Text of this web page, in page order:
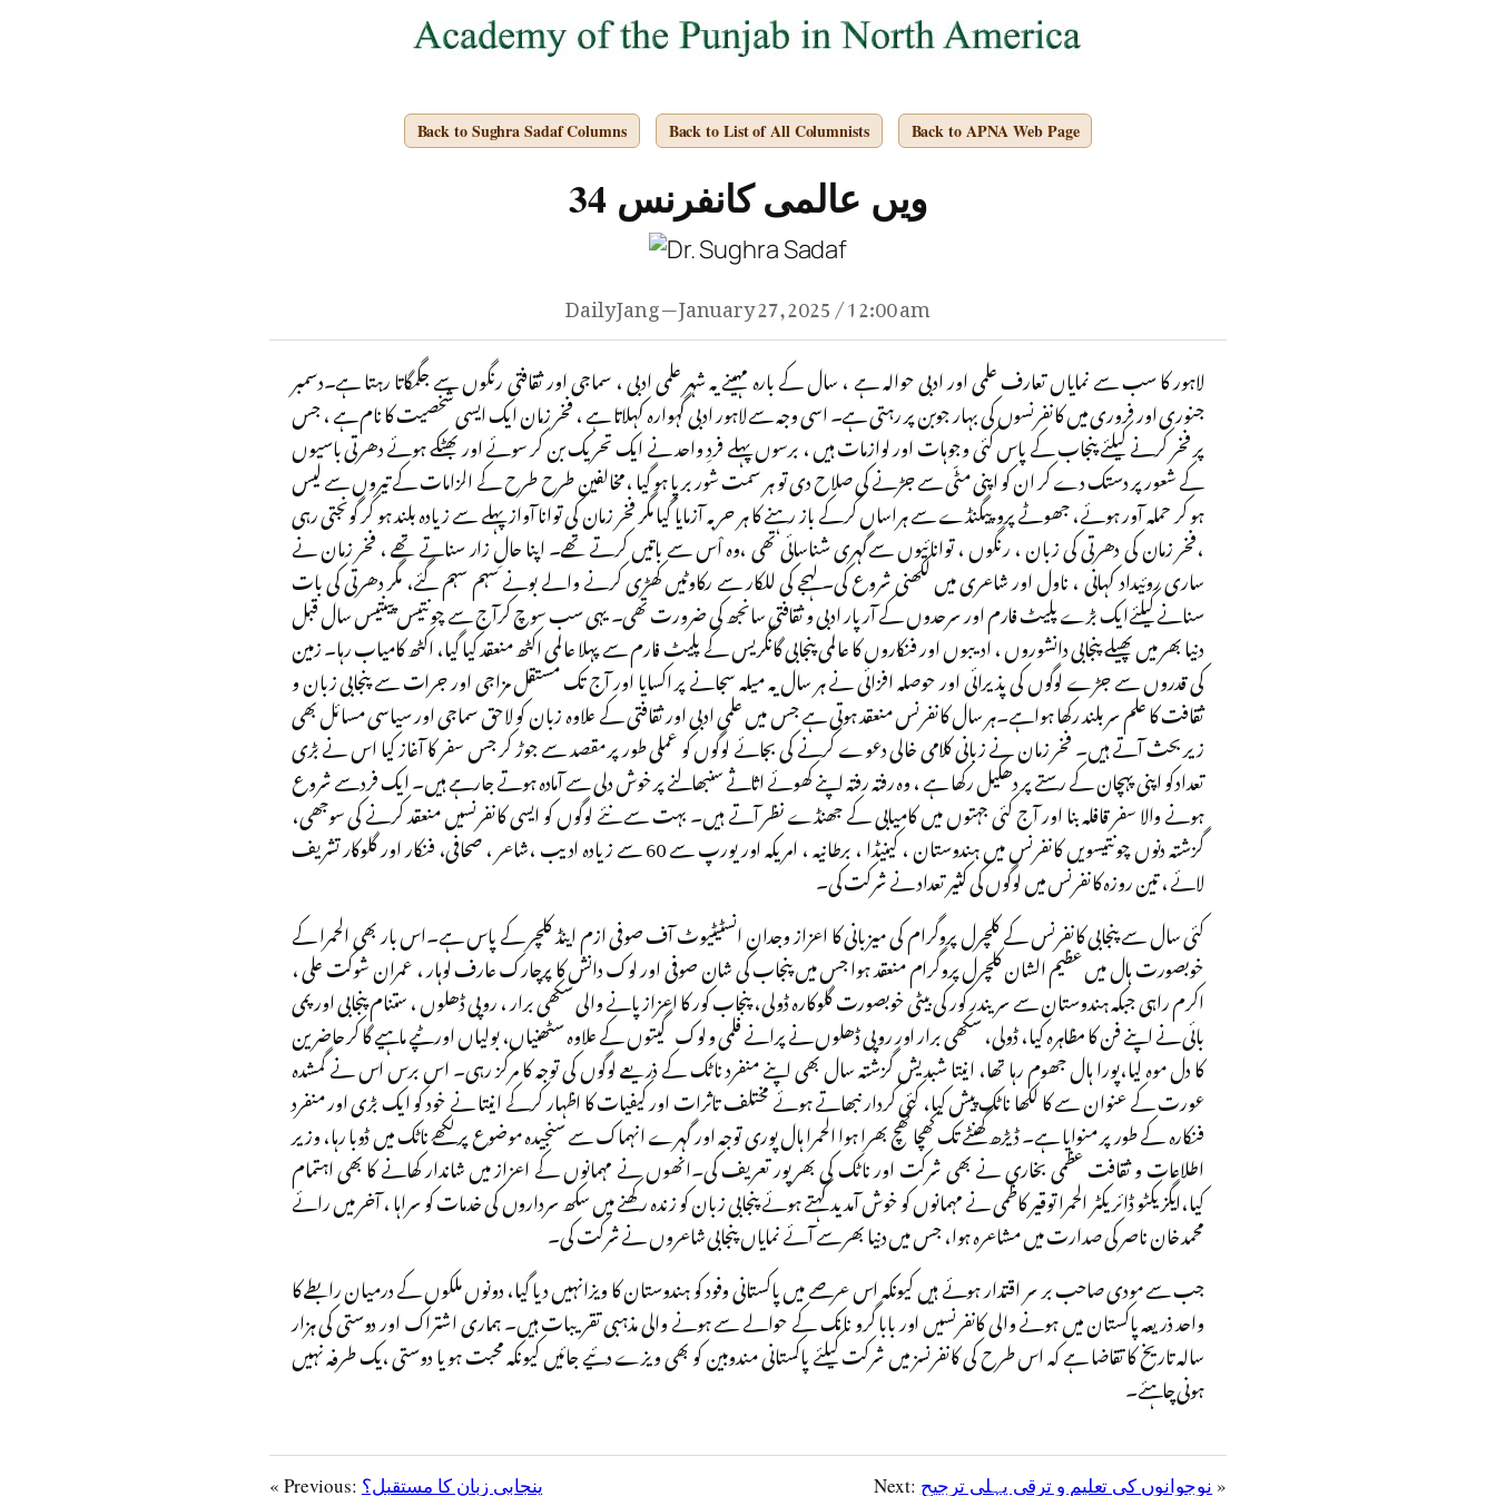
Back to Sughra Sadaf Columns Back to List of All Columnists Back to APNA Web Page
34 ویں عالمی کانفرنس
Daily Jang — January 27, 2025 / 12:00 am
لاہور کا سب سے نمایاں تعارف علمی اور ادبی حوالہ ہے ، سال کے بارہ مہینے یہ شہر علمی ادبی ، سماجی اور ثقافتی رنگوں سے جگمگاتا رہتا ہے۔دسمبر
جنوری اور فروری میں کانفرنسوں کی بہار جوبن پر رہتی ہے۔ اسی وجہ سے لاہور ادبی گہوارہ کہلاتا ہے ، فخر زمان ایک ایسی شخصیت کا نام ہے ، جس
پر فخر کرنے کیلئے پنجاب کے پاس کئی وجوہات اور لوازمات ہیں ، برسوں پہلے فردِ واحد نے ایک تحریک بن کر سوئے اور بھٹکے ہوئے دھرتی باسیوں
کے شعور پر دستک دے کر ان کو اپنی مٹّی سے جڑنے کی صلاح دی تو ہر سمت شور برپا ہو گیا ،مخالفین طرح طرح کے الزامات کے تیروں سے لیس
ہو کر حملہ آور ہوئے، جھوٹے پروپیگنڈے سے ہراساں کرکے باز رہنے کا ہر حربہ آزمایا گیا مگر فخر زمان کی توانا آواز پہلے سے زیادہ بلند ہو کر گونجتی رہی
،فخر زمان کی دھرتی کی زبان ، رنگوں ، توانائیوں سےگہری شناسائی تھی ،وہ اْس سے باتیں کرتے تھے۔ اپنا حالِ زار سناتے تھے ، فخر زمان نے
ساری روئیداد کہانی ، ناول اور شاعری میں لکھنی شروع کی۔لہجے کی للکار سے رکاوٹیں کھڑی کرنے والے بونے سہم سہم گئے، مگر دھرتی کی بات
سنانے کیلئےایک بڑے پلیٹ فارم اور سرحدوں کے آر پار ادبی و ثقافتی سانجھ کی ضرورت تھی۔ یہی سب سوچ کرآج سے چونتیس پینتیس سال قبل
دنیا بھر میں پھیلے پنجابی دانشوروں ، ادیبوں اور فنکاروں کا عالمی پنجابی گانگریس کے پلیٹ فارم سے پہلا عالمی اکٹھ منعقد کیا گیا، اکٹھ کامیاب رہا۔ زمین
کی قدروں سے جڑے لوگوں کی پذیرائی اور حوصلہ افزائی نے ہر سال یہ میلہ سجانے پر اکسایا اور آج تک مستقل مزاجی اور جرات سے پنجابی زبان و
ثقافت کا علم سربلند رکھا ہواہے۔ہر سال کانفرنس منعقد ہوتی ہے جس میں علمی ادبی اور ثقافتی کے علاوہ زبان کو لاحق سماجی اور سیاسی مسائل بھی
زیر بحث آتے ہیں۔ فخر زمان نے زبانی کلامی خالی دعوے کرنے کی بجائے لوگوں کو عملی طور پر مقصد سے جوڑ کر جس سفر کا آغاز کیا اس نے بڑی
تعداد کو اپنی پہچان کے رستے پر دھکیل رکھا ہے ، وہ رفتہ رفتہ اپنے کھوئے اثاثے سنبھالنے پر خوش دلی سے آمادہ ہوتے جارہے ہیں۔ ایک فرد سے شروع
ہونے والا سفر قافلہ بنا اور آج کئی جہتوں میں کامیابی کے جھنڈے نظر آتے ہیں۔ بہت سے نئے لوگوں کو ایسی کانفرنسیں منعقد کرنے کی سوجھی،
گزشتہ دنوں چونتیسویں کانفرنس میں ہندوستان ، کینیڈا ، برطانیہ ، امریکہ اور یورپ سے 60 سے زیادہ ادیب ،شاعر ، صحافی، فنکار اور گلوکار تشریف
لائے ، تین روزہ کانفرنس میں لوگوں کی کثیر تعداد نے شرکت کی۔
کئی سال سے پنجابی کانفرنس کے کلچرل پروگرام کی میزبانی کا اعزاز وجدان انسٹیٹیوٹ آف صوفی ازم اینڈ کلچر کے پاس ہے۔اس بار بھی الحمرا کے
خوبصورت ہال میں عظیم الشان کلچرل پروگرام منعقد ہوا جس میں پنجاب کی شان صوفی اور لوک دانش کا پرچارک عارف لوہار ، عمران شوکت علی ،
اکرم راہی جبکہ ہندوستان سے سریندر کور کی بیٹی خوبصورت گلوکارہ ڈولی، پنجاب کور کا اعزاز پانے والی سکھی برار ، روپی ڈھلوں ، ستنام پنجابی اور پمی
بائی نے اپنے فن کا مظاہرہ کیا، ڈولی، سکھی برار اور روپی ڈھلوں نے پرانے فلمی و لوک گیتوں کے علاوہ سٹھنیاں، بولیاں اور ٹپے ماہیے گا کر حاضرین
کا دل موہ لیا،پورا ہال جھوم رہا تھا، انیتا شبدیش گزشتہ سال بھی اپنے منفرد ناٹک کے ذریعے لوگوں کی توجہ کا مرکز رہی۔ اس برس اس نے گمشدہ
عورت کے عنوان سے کا لکھا ناٹک پیش کیا، کئی کردار نبھاتے ہوئے مختلف تاثرات اور کیفیات کا اظہار کرکے انیتا نے خود کو ایک بڑی اور منفرد
فنکارہ کے طور پر منوایا ہے۔ ڈیڑھ گھنٹے تک کھچا کھچ بھرا ہوا الحمرا ہال پوری توجہ اور گہرے انہماک سے سنجیدہ موضوع پر لکھے ناٹک میں ڈوبا رہا، وزیر
اطلاعات و ثقافت عظمی بخاری نے بھی شرکت اور ناٹک کی بھرپور تعریف کی۔انھوں نے مہمانوں کے اعزاز میں شاندار کھانے کا بھی اہتمام
کیا،ایگزیکٹو ڈائریکٹر الحمرا توقیر کاظمی نے مہمانوں کو خوش آمدید کہتے ہوئے پنجابی زبان کو زندہ رکھنے میں سکھ سرداروں کی خدمات کو سراہا ، آخر میں رائے
محمد خان ناصر کی صدارت میں مشاعرہ ہوا، جس میں دنیا بھر سے آئے نمایاں پنجابی شاعروں نے شرکت کی۔
جب سے مودی صاحب بر سر اقتدار ہوئے ہیں کیونکہ اس عرصے میں پاکستانی وفود کو ہندوستان کا ویزانہیں دیا گیا، دونوں ملکوں کے درمیان رابطے کا
واحد ذریعہ پاکستان میں ہونے والی کانفرنسیں اور بابا گرو نانک کے حوالے سے ہونے والی مذہبی تقریبات ہیں۔ ہماری اشتراک اور دوستی کی ہزار
سالہ تاریخ کا تقاضا ہے کہ اس طرح کی کانفرنسز میں شرکت کیلئے پاکستانی مندوبین کو بھی ویزے دئیے جائیں کیونکہ محبت ہو یا دوستی ،یک طرفہ نہیں
ہونی چاہئے۔
« Previous: پنجابی زبان کا مستقبل؟ Next: نوجوانوں کی تعلیم و ترقی پہلی ترجیح »